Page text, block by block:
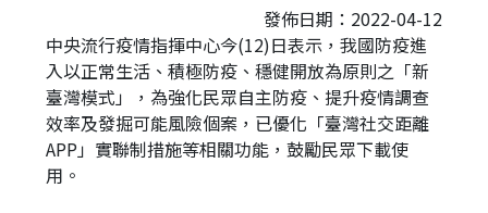
短
網
址
頁
發佈日期：2022-04-12
中央流行疫情指揮中心今(12)日表示，我國防疫進
入以正常生活、積極防疫、穩健開放為原則之「新
臺灣模式」，為強化民眾自主防疫、提升疫情調查
效率及發掘可能風險個案，已優化「臺灣社交距離
APP」實聯制措施等相關功能，鼓勵民眾下載使
用。